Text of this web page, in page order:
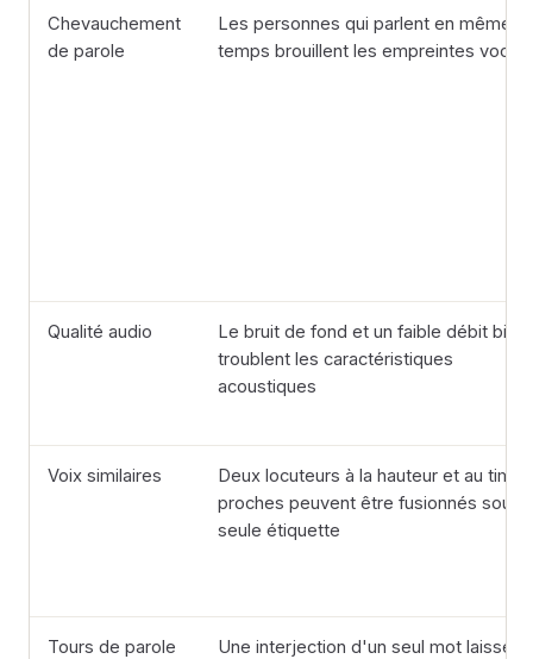
Chevauchement
de parole
Les personnes qui parlent en même
temps brouillent les empreintes
Qualité audio
Le bruit de fond et un faible débit
troublent les caractéristiques
acoustiques
Voix similaires
Deux locuteurs à la hauteur et au
proches peuvent être fusionnés sous
seule étiquette
Tours de parole
Une interjection d'un seul mot laisse